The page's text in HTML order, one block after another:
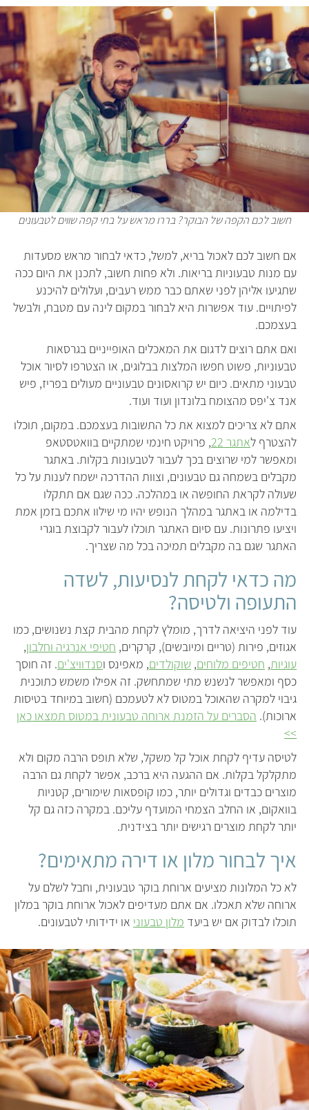
חשוב לכם הקפה של הבוקר? בררו מראש על בתי קפה שווים לטבעונים
אם חשוב לכם לאכול בריא, למשל, כדאי לבחור מראש מסעדות
עם מנות טבעוניות בריאות. ולא פחות חשוב, לתכנן את היום ככה
שתגיעו אליהן לפני שאתם כבר ממש רעבים, ועלולים להיכנע
לפיתויים. עוד אפשרות היא לבחור במקום לינה עם מטבח, ולבשל
בעצמכם.
ואם אתם רוצים לדגום את המאכלים האופייניים בגרסאות
טבעוניות, פשוט חפשו המלצות בבלוגים, או הצטרפו לסיור אוכל
טבעוני מתאים. כיום יש קרואסונים טבעוניים מעולים בפריז, פיש
אנד צ'יפס מהצומח בלונדון ועוד ועוד.
אתם לא צריכים למצוא את כל התשובות בעצמכם. במקום, תוכלו
להצטרף לאתגר 22
, פרויקט חינמי שמתקיים בוואטסטאפ
ומאפשר למי שרוצים בכך לעבור לטבעונות בקלות. באתגר
מקבלים בשמחה גם טבעונים, וצוות ההדרכה ישמח לענות על כל
שעולה לקראת החופשה או במהלכה. ככה שגם אם תתקלו
בדילמה או באתגר במהלך הנופש יהיו מי שילוו אתכם בזמן אמת
ויציעו פתרונות. עם סיום האתגר תוכלו לעבור לקבוצת בוגרי
האתגר שגם בה מקבלים תמיכה בכל מה שצריך.
מה כדאי לקחת לנסיעות, לשדה
התעופה ולטיסה?
עוד לפני היציאה לדרך, מומלץ לקחת מהבית קצת נשנושים, כמו
אגוזים, פירות (טריים ומיובשים), קרקרים, חטיפי אנרגיה וחלבון,
עוגיות, חטיפים מלוחים, שוקולדים, מאפינס וסנדוויצ'ים. זה חוסך
כסף ומאפשר לנשנש מתי שמתחשק. זה אפילו משמש כתוכנית
גיבוי למקרה שהאוכל במטוס לא לטעמכם (חשוב במיוחד בטיסות
ארוכות). הסברים על הזמנת ארוחה טבעונית במטוס תמצאו כאן
>>
לטיסה עדיף לקחת אוכל קל משקל, שלא תופס הרבה מקום ולא
מתקלקל בקלות. אם ההגעה היא ברכב, אפשר לקחת גם הרבה
מוצרים כבדים וגדולים יותר, כמו קופסאות שימורים, קטניות
בוואקום, או החלב הצמחי המועדף עליכם. במקרה כזה גם קל
יותר לקחת מוצרים רגישים יותר בצידנית.
איך לבחור מלון או דירה מתאימים?
לא כל המלונות מציעים ארוחת בוקר טבעונית, וחבל לשלם על
ארוחה שלא תאכלו. אם אתם מעדיפים לאכול ארוחת בוקר במלון
תוכלו לבדוק אם יש ביעד מלון טבעוני או ידידותי לטבעונים.